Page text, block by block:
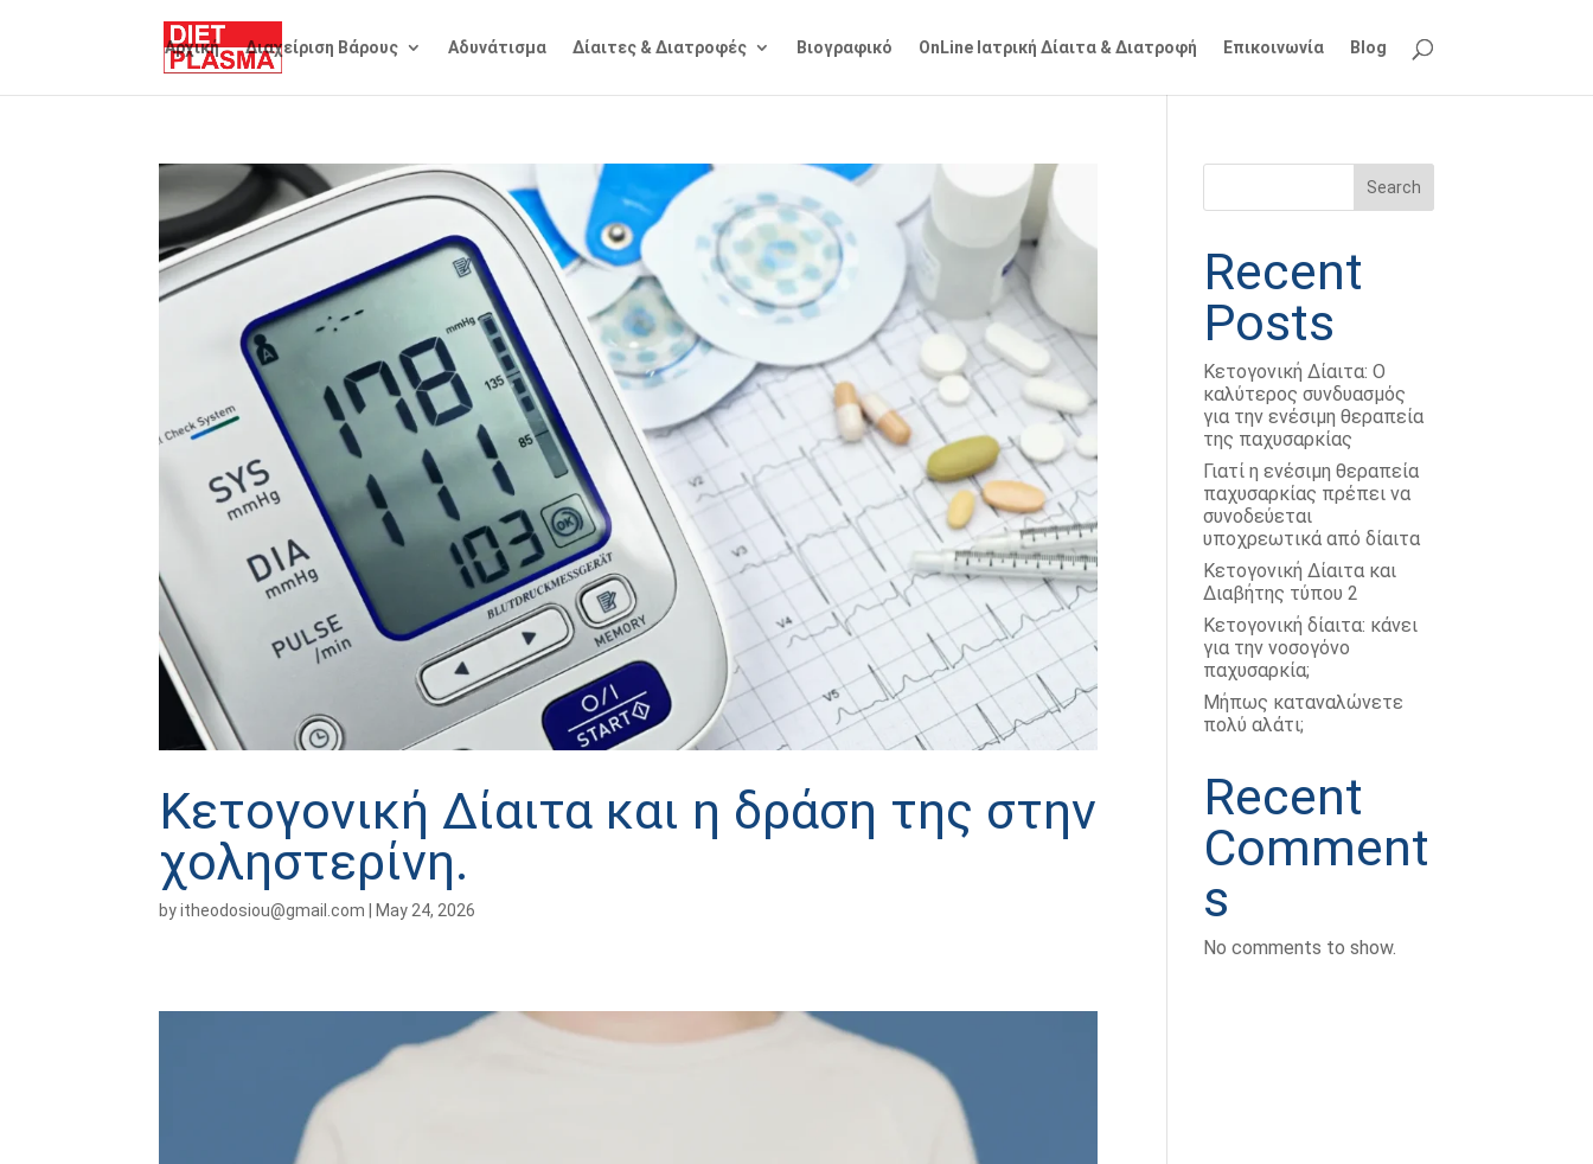
Αρχική Διαχείριση Βάρους Αδυνάτισμα Δίαιτες & Διατροφές Βιογραφικό OnLine Ιατρική Δίαιτα & Διατροφή Επικοινωνία Blog
Κετογονική Δίαιτα και η δράση της στην
χοληστερίνη.
byitheodosiou@gmail.com May 24, 2026
Search
Recent
Posts
Κετογονική Δίαιτα: Ο
καλύτερος συνδυασμός
για την ενέσιμη θεραπεία
της παχυσαρκίας
Γιατί η ενέσιμη θεραπεία
παχυσαρκίας πρέπει να
συνοδεύεται
υποχρεωτικά από δίαιτα
Κετογονική Δίαιτα και
Διαβήτης τύπου 2
Κετογονική δίαιτα: κάνει
για την νοσογόνο
παχυσαρκία;
Μήπως καταναλώνετε
πολύ αλάτι;
Recent
Comment
s
No comments to show.